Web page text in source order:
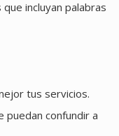
incluyan palabras
tus servicios.
puedan confundir a